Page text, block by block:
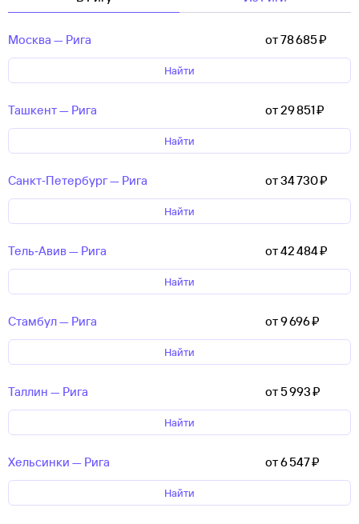
Москва — Рига от 78 ⁠685 ⁠₽
Найти
Ташкент — Рига от 29 ⁠851 ⁠₽
Найти
Санкт‑Петербург — Рига от 34 ⁠730 ⁠₽
Найти
Тель‑Авив — Рига от 42 ⁠484 ⁠₽
Найти
Стамбул — Рига от 9 ⁠696 ⁠₽
Найти
Таллин — Рига от 5 ⁠993 ⁠₽
Найти
Хельсинки — Рига от 6 ⁠547 ⁠₽
Найти